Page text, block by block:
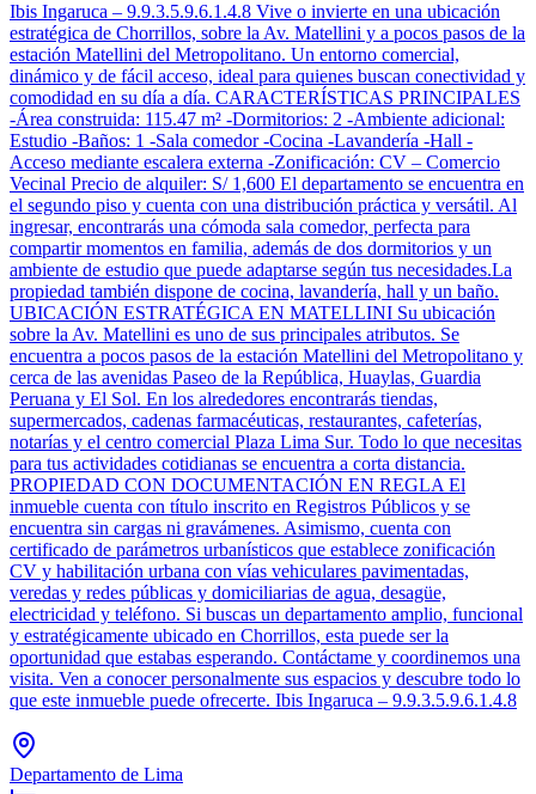
Ibis Ingaruca – 9.9.3.5.9.6.1.4.8 Vive o invierte en una ubicación
estratégica de Chorrillos, sobre la Av. Matellini y a pocos pasos de la
estación Matellini del Metropolitano. Un entorno comercial,
dinámico y de fácil acceso, ideal para quienes buscan conectividad y
comodidad en su día a día. CARACTERÍSTICAS PRINCIPALES
-Área construida: 115.47 m² -Dormitorios: 2 -Ambiente adicional:
Estudio -Baños: 1 -Sala comedor -Cocina -Lavandería -Hall -
Acceso mediante escalera externa -Zonificación: CV – Comercio
Vecinal Precio de alquiler: S/ 1,600 El departamento se encuentra en
el segundo piso y cuenta con una distribución práctica y versátil. Al
ingresar, encontrarás una cómoda sala comedor, perfecta para
compartir momentos en familia, además de dos dormitorios y un
ambiente de estudio que puede adaptarse según tus necesidades.La
propiedad también dispone de cocina, lavandería, hall y un baño.
UBICACIÓN ESTRATÉGICA EN MATELLINI Su ubicación
sobre la Av. Matellini es uno de sus principales atributos. Se
encuentra a pocos pasos de la estación Matellini del Metropolitano y
cerca de las avenidas Paseo de la República, Huaylas, Guardia
Peruana y El Sol. En los alrededores encontrarás tiendas,
supermercados, cadenas farmacéuticas, restaurantes, cafeterías,
notarías y el centro comercial Plaza Lima Sur. Todo lo que necesitas
para tus actividades cotidianas se encuentra a corta distancia.
PROPIEDAD CON DOCUMENTACIÓN EN REGLA El
inmueble cuenta con título inscrito en Registros Públicos y se
encuentra sin cargas ni gravámenes. Asimismo, cuenta con
certificado de parámetros urbanísticos que establece zonificación
CV y habilitación urbana con vías vehiculares pavimentadas,
veredas y redes públicas y domiciliarias de agua, desagüe,
electricidad y teléfono. Si buscas un departamento amplio, funcional
y estratégicamente ubicado en Chorrillos, esta puede ser la
oportunidad que estabas esperando. Contáctame y coordinemos una
visita. Ven a conocer personalmente sus espacios y descubre todo lo
que este inmueble puede ofrecerte. Ibis Ingaruca – 9.9.3.5.9.6.1.4.8
Departamento de Lima